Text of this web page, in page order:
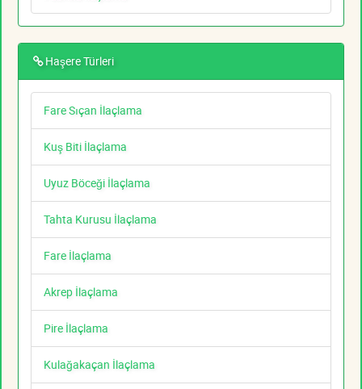
Haşere Türleri
Fare Sıçan İlaçlama
Kuş Biti İlaçlama
Uyuz Böceği İlaçlama
Tahta Kurusu İlaçlama
Fare İlaçlama
Akrep İlaçlama
Pire İlaçlama
Kulağakaçan İlaçlama